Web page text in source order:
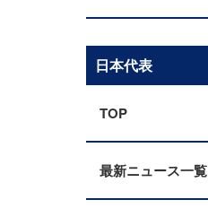
日本代表
TOP
最新ニュース一覧